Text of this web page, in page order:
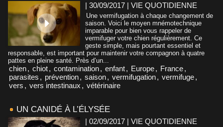
| 30/09/2017 | VIE QUOTIDIENNE
Une vermifugation à chaque changement de
saison. Voici le moyen mnémotechnique
imparable pour bien vous rappeler de
vermifuger votre chien régulièrement. Ce
geste simple, mais pourtant essentiel et
responsable, est important pour maintenir votre compagnon à quatre
pattes en pleine santé. Près d’un...
chien, chiot, contamination, enfant, Europe, France,
parasites , prévention, saison, vermifugation, vermifuge,
vers , vers intestinaux , vétérinaire
UN CANIDÉ À L’ÉLYSÉE
| 02/09/2017 | VIE QUOTIDIENNE